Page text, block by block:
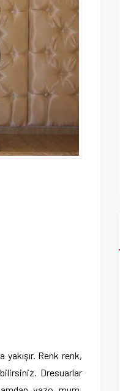
Renk renk,
Dresuarlar